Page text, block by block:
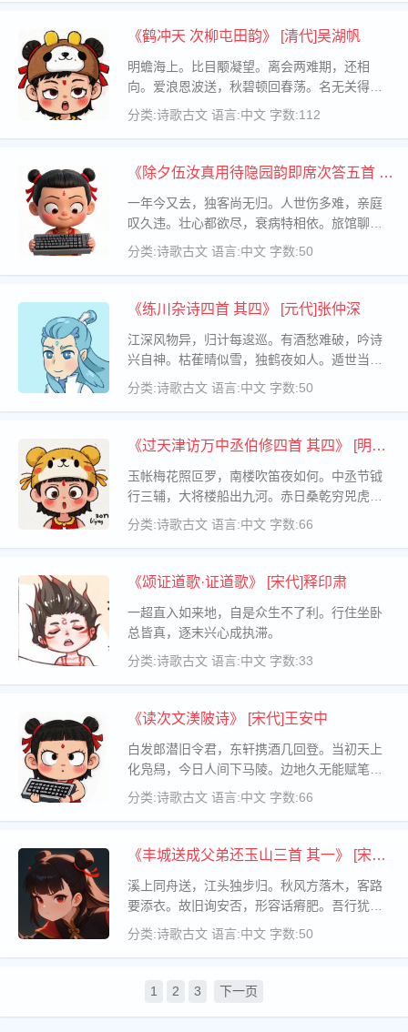
《鹤冲天 次柳屯田韵》 [清代]吴湖帆
明蟾海上。比目颙凝望。离会两难期，还相
向。爱浪恩波送，秋碧顿回春荡。名无关得
丧。红粉禅心，漫道色生空相。芳盟暗忆，消
连，便
分类:诗歌古文 语言:中文 字数:112
《除夕伍汝真用待隐园韵即席次答五首 其
一》 [明代]王守仁
一年今又去，独客尚无归。人世伤多难，亲庭
叹久违。壮心都欲尽，衰病特相依。旅馆聊随
俗，桃符换早扉。
分类:诗歌古文 语言:中文 字数:50
《练川杂诗四首 其四》 [元代]张仲深
江深风物异，归计每逡巡。有酒愁难破，吟诗
兴自神。枯萑晴似雪，独鹤夜如人。遁世当无
闷，行藏一任真。
分类:诗歌古文 语言:中文 字数:50
《过天津访万中丞伯修四首 其四》 [明代]
胡应麟
玉帐梅花照叵罗，南楼吹笛夜如何。中丞节钺
行三辅，大将楼船出九河。赤日桑乾穷兕虎，
青天蒲类息蛟鼍。燕然片碣题铭处，万丈穷崖
分类:诗歌古文 语言:中文 字数:66
《颂证道歌·证道歌》 [宋代]释印肃
一超直入如来地，自是众生不了利。行住坐卧
总皆真，逐末兴心成执滞。
分类:诗歌古文 语言:中文 字数:33
《读次文渼陂诗》 [宋代]王安中
白发郎潜旧令君，东轩携酒几回登。当初天上
化凫舄，今日人间下马陵。边地久无能赋笔，
县斋新有读书灯。昔游零落岑参在，故语流传
分类:诗歌古文 语言:中文 字数:66
《丰城送成父弟还玉山三首 其一》 [宋代]
赵蕃
溪上同舟送，江头独步归。秋风方落木，客路
要添衣。故旧询安否，形容话瘠肥。吾行犹许
远，尔去复谁依。
分类:诗歌古文 语言:中文 字数:50
1 2 3 下一页